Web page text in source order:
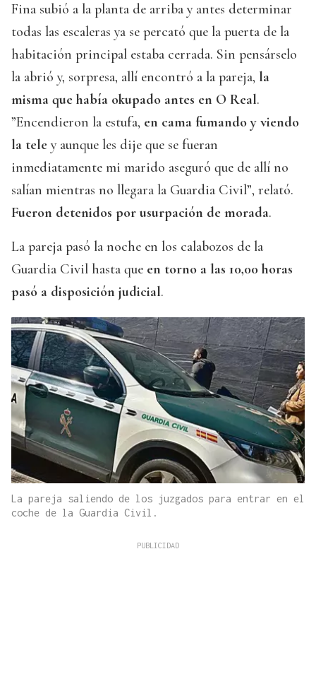
Fina subió a la planta de arriba y antes determinar
todas las escaleras ya se percató que la puerta de la
habitación principal estaba cerrada. Sin pensárselo
la abrió y, sorpresa, allí encontró a la pareja, la
misma que había okupado antes en O Real.
”Encendieron la estufa, en cama fumando y viendo
la tele y aunque les dije que se fueran
inmediatamente mi marido aseguró que de allí no
salían mientras no llegara la Guardia Civil”, relató.
Fueron detenidos por usurpación de morada.
La pareja pasó la noche en los calabozos de la
Guardia Civil hasta que en torno a las 10,00 horas
pasó a disposición judicial.
La pareja saliendo de los juzgados para entrar en el
coche de la Guardia Civil.